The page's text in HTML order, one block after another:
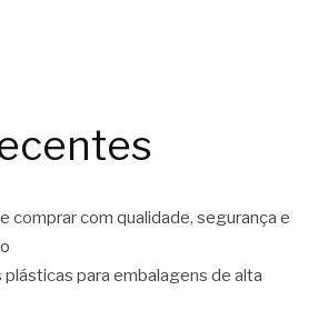
comprar com qualidade, segurança e
plásticas para embalagens de alta